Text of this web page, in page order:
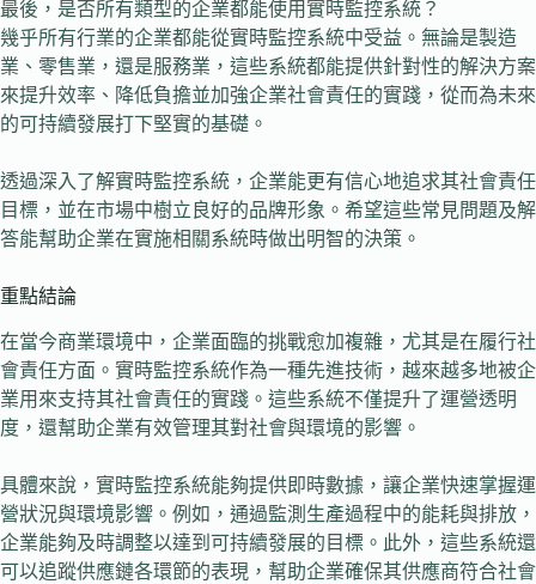
最後，是否所有類型的企業都能使用實時監控系統？
幾乎所有行業的企業都能從實時監控系統中受益。無論是製造
業、零售業，還是服務業，這些系統都能提供針對性的解決方案
來提升效率、降低負擔並加強企業社會責任的實踐，從而為未來
的可持續發展打下堅實的基礎。
透過深入了解實時監控系統，企業能更有信心地追求其社會責任
目標，並在市場中樹立良好的品牌形象。希望這些常見問題及解
答能幫助企業在實施相關系統時做出明智的決策。
重點結論
在當今商業環境中，企業面臨的挑戰愈加複雜，尤其是在履行社
會責任方面。實時監控系統作為一種先進技術，越來越多地被企
業用來支持其社會責任的實踐。這些系統不僅提升了運營透明
度，還幫助企業有效管理其對社會與環境的影響。
具體來說，實時監控系統能夠提供即時數據，讓企業快速掌握運
營狀況與環境影響。例如，通過監測生產過程中的能耗與排放，
企業能夠及時調整以達到可持續發展的目標。此外，這些系統還
可以追蹤供應鏈各環節的表現，幫助企業確保其供應商符合社會